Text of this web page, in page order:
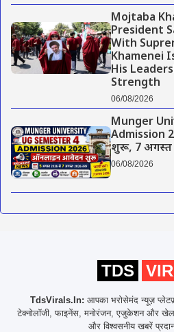
Mojtaba
President
With
Khamenei
His
Strength
06/08/2026
Munger
Admission
शुरू, 7 अगस्त
06/08/2026
TDS
TdsVirals.In: आपका भरोसेमंद न्यूज़
टेक्नोलॉजी, फाइनेंस, मनोरंजन, एजुकेशन और खेल
और विश्वसनीय खबरें